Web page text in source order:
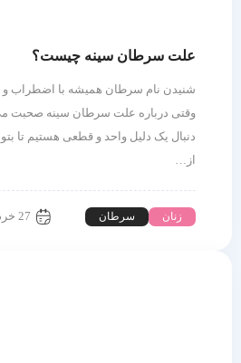
علت سرطان سینه چیست؟
شنیدن نام سرطان همیشه با اضطراب و
وقتی درباره علت سرطان سینه صحبت
دنبال یک دلیل واحد و قطعی هستیم تا
از…
زنان سرطان 27 خرداد 1405